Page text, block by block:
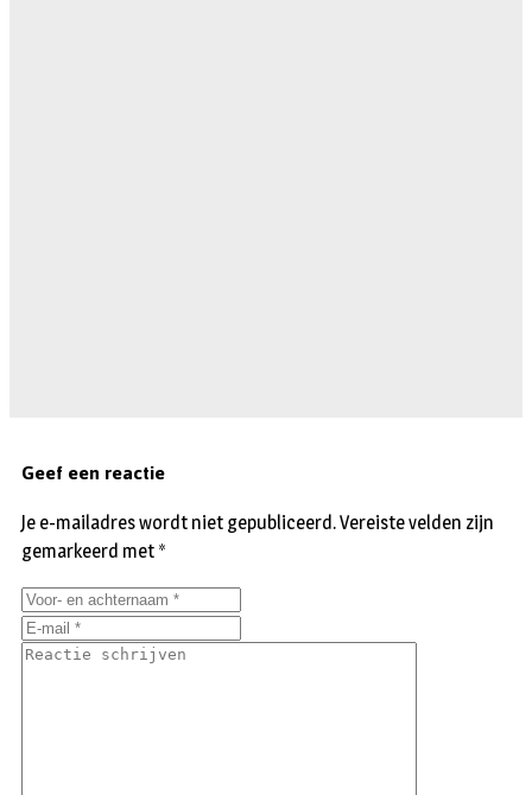
Geef een reactie
Je e-mailadres wordt niet gepubliceerd.Vereiste velden zijn
gemarkeerd met *